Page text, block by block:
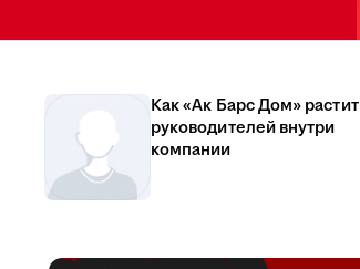
Как «Ак Барс Дом» растит
руководителей внутри
компании